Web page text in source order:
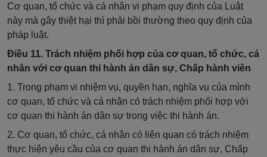
Cơ quan, tổ chức và cá nhân vi phạm quy định của Luật
này mà gây thiệt hại thì phải bồi thường theo quy định của
pháp luật.
Điều 11. Trách nhiệm phối hợp của cơ quan, tổ chức, cá
nhân với cơ quan thi hành án dân sự, Chấp hành viên
1. Trong phạm vi nhiệm vụ, quyền hạn, nghĩa vụ của mình
cơ quan, tổ chức và cá nhân có trách nhiệm phối hợp với
cơ quan thi hành án dân sự trong việc thi hành án.
2. Cơ quan, tổ chức, cá nhân có liên quan có trách nhiệm
thực hiện yêu cầu của cơ quan thi hành án dân sự, Chấp